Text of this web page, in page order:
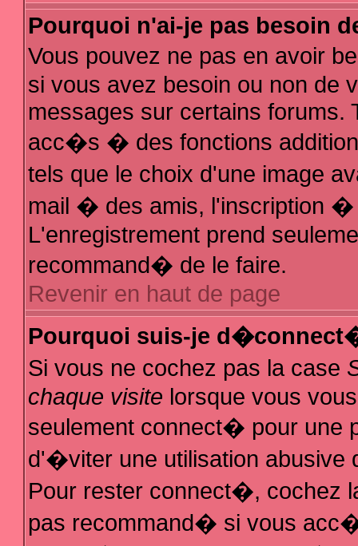
Pourquoi n'ai-je pas besoin
Vous pouvez ne pas en avoir
si vous avez besoin ou non de
messages sur certains forums.
acc�s � des fonctions
tels que le choix d'une image
mail � des amis, l'inscription �
L'enregistrement prend
recommand� de le faire.
Revenir en haut de page
Pourquoi suis-je
Si vous ne cochez pas la case
chaque visite lorsque vous
seulement connect� pour
d'�viter une utilisation abusive
Pour rester connect�, cochez
pas recommand� si vous